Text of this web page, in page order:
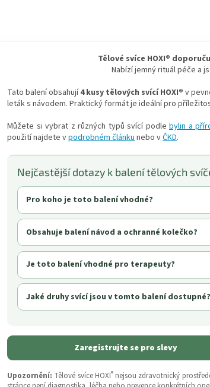
Tělové svíce HOXI®
Nabízí jemný rituál péče a
Tato balení obsahují4 kusy tělových svící HOXI® v
leták s návodem. Praktický formát je ideální pro
Můžete si vybrat z různých typů svící podle bylin a
použití najdete vpodrobném článku nebo vČKD.
Nejčastější dotazy k balení tělových
Pro koho je toto balení vhodné?
Obsahuje balení návod a ochranné kolečko?
Je toto balení vhodné pro terapeuty?
Jaké druhy svící jsou v tomto balení dostupné?
Zaregistrujte se pro slevy
Upozornění: Tělové svíce HOXI®nejsou zdravotnický